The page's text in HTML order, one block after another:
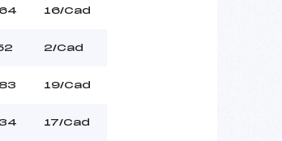
16/Cad
2/Cad
19/Cad
17/Cad